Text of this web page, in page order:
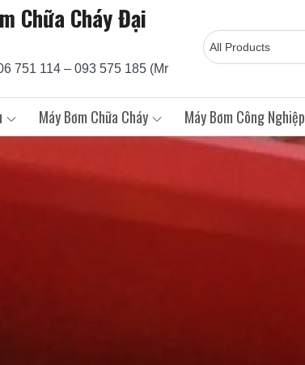
Chữa Cháy Đại
751 114 – 093 575 185 (Mr
Máy Bơm Chữa Cháy Máy Bơm Công Nghiệp